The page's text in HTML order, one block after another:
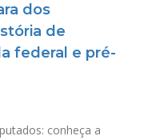
dos
de
federal e pré-
conheça a